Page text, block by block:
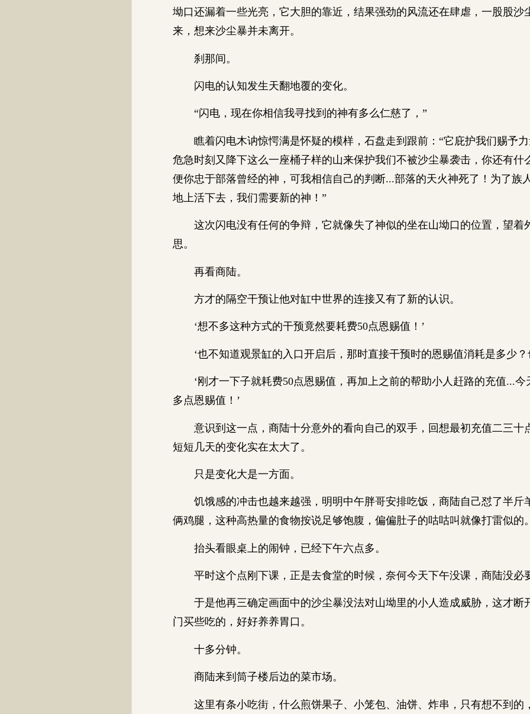
坳口还漏着一些光亮，它大胆的靠近，结果强劲的风流还在肆虐，一股股沙
来，想来沙尘暴并未离开。
刹那间。
闪电的认知发生天翻地覆的变化。
“闪电，现在你相信我寻找到的神有多么仁慈了，”
瞧着闪电木讷惊愕满是怀疑的模样，石盘走到跟前：“它庇护我们赐予
危急时刻又降下这么一座桶子样的山来保护我们不被沙尘暴袭击，你还有什
便你忠于部落曾经的神，可我相信自己的判断...部落的天火神死了！为了族
地上活下去，我们需要新的神！”
这次闪电没有任何的争辩，它就像失了神似的坐在山坳口的位置，望着
思。
再看商陆。
方才的隔空干预让他对缸中世界的连接又有了新的认识。
‘想不多这种方式的干预竟然要耗费50点恩赐值！’
‘也不知道观景缸的入口开启后，那时直接干预时的恩赐值消耗是多少？
‘刚才一下子就耗费50点恩赐值，再加上之前的帮助小人赶路的充值...今
多点恩赐值！’
意识到这一点，商陆十分意外的看向自己的双手，回想最初充值二三十
短短几天的变化实在太大了。
只是变化大是一方面。
饥饿感的冲击也越来越强，明明中午胖哥安排吃饭，商陆自己怼了半斤
俩鸡腿，这种高热量的食物按说足够饱腹，偏偏肚子的咕咕叫就像打雷似的
抬头看眼桌上的闹钟，已经下午六点多。
平时这个点刚下课，正是去食堂的时候，奈何今天下午没课，商陆没必
于是他再三确定画面中的沙尘暴没法对山坳里的小人造成威胁，这才断
门买些吃的，好好养养胃口。
十多分钟。
商陆来到筒子楼后边的菜市场。
这里有条小吃街，什么煎饼果子、小笼包、油饼、炸串，只有想不到的